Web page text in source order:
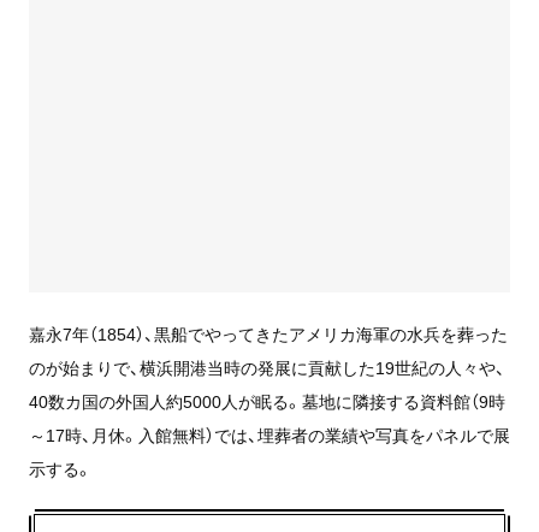
嘉永7年（1854）、黒船でやってきたアメリカ海軍の水兵を葬った
のが始まりで、横浜開港当時の発展に貢献した19世紀の人々や、
40数カ国の外国人約5000人が眠る。墓地に隣接する資料館（9時
～17時、月休。入館無料）では、埋葬者の業績や写真をパネルで展
示する。